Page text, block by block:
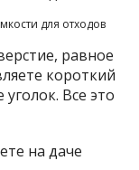
для отходов
равное
короткий
Все это